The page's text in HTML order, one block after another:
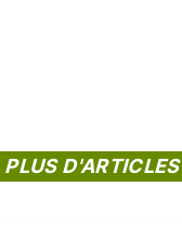
PLUS D'ARTICLES